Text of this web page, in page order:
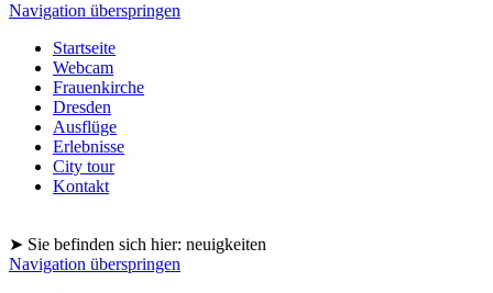
Navigation überspringen
Startseite
Webcam
Frauenkirche
Dresden
Ausflüge
Erlebnisse
City tour
Kontakt
➤ Sie befinden sich hier: neuigkeiten
Navigation überspringen